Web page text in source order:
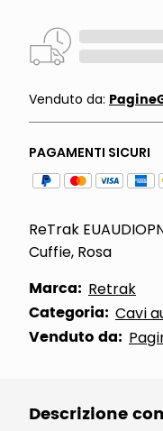
Venduto da:
PAGAMENTI SICURI
ReTrak
Cuffie, Rosa
Marca: Retrak
Categoria: Cavi
Venduto da:
Descrizione